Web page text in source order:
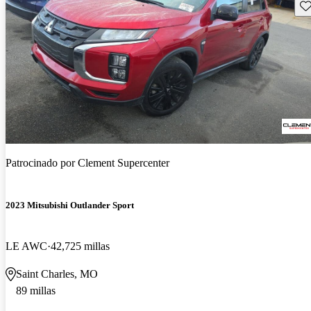
Patrocinado porClement Supercenter
2023 Mitsubishi Outlander Sport
LE AWC 42,725 millas
Saint Charles, MO
89 millas